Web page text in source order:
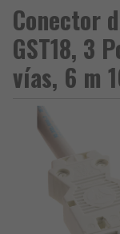
Conector
GST18, 3
vías, 6 m